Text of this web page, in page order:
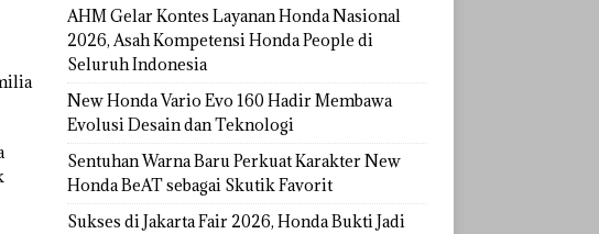
AHM Gelar Kontes Layanan Honda Nasional
2026, Asah Kompetensi Honda People di
Seluruh Indonesia
New Honda Vario Evo 160 Hadir Membawa
Evolusi Desain dan Teknologi
Sentuhan Warna Baru Perkuat Karakter New
Honda BeAT sebagai Skutik Favorit
Sukses di Jakarta Fair 2026, Honda Bukti Jadi